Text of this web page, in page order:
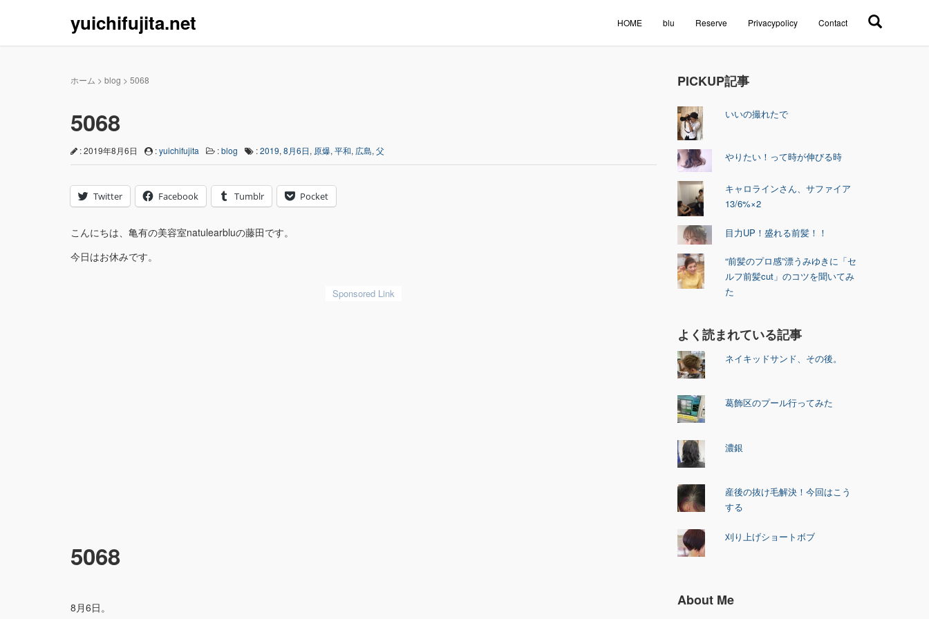
yuichifujita.net HOME blu Reserve Privacypolicy Contact
ホーム > blog > 5068
5068
: 2019年8月6日 :yuichifujita :blog :2019, 8月6日, 原爆, 平和, 広島, 父
Twitter Facebook Tumblr Pocket
こんにちは、亀有の美容室natulearbluの藤田です。
今日はお休みです。
5068
8月6日。
PICKUP記事
いいの撮れたで
やりたい！って時が伸びる時
キャロラインさん、サファイア
13/6%×2
目力UP！盛れる前髪！！
“前髪のプロ感”漂うみゆきに「セ
ルフ前髪cut」のコツを聞いてみ
た
よく読まれている記事
ネイキッドサンド、その後。
葛飾区のプール行ってみた
濃銀
産後の抜け毛解決！今回はこう
する
刈り上げショートボブ
About Me